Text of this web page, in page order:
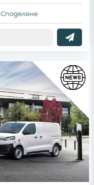
Споделяне